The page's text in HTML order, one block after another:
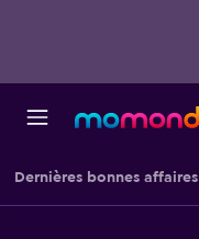
Dernières bonnes affaires